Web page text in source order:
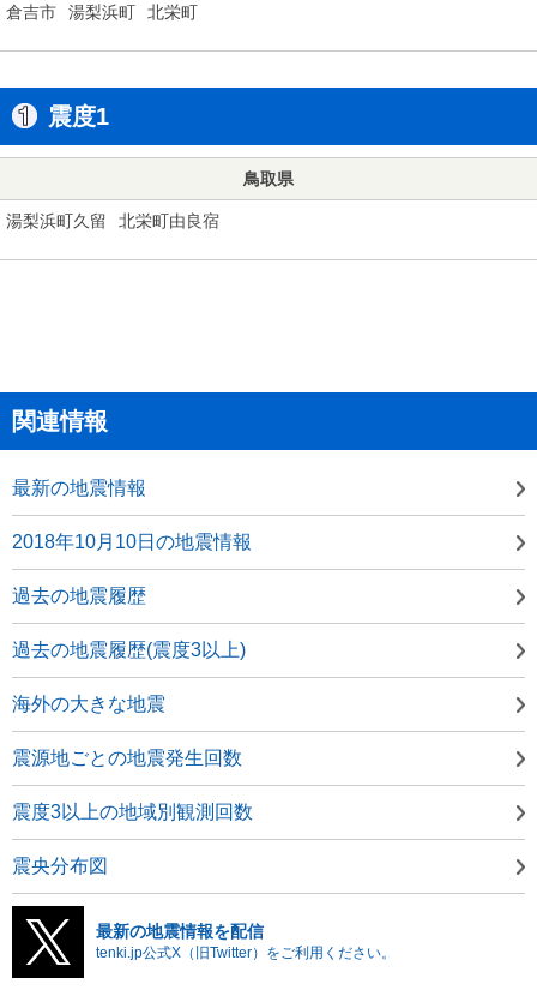
倉吉市 湯梨浜町 北栄町
震度1
鳥取県
湯梨浜町久留 北栄町由良宿
関連情報
最新の地震情報
2018年10月10日の地震情報
過去の地震履歴
過去の地震履歴(震度3以上)
海外の大きな地震
震源地ごとの地震発生回数
震度3以上の地域別観測回数
震央分布図
最新の地震情報を配信
tenki.jp公式X（旧Twitter）をご利用ください。